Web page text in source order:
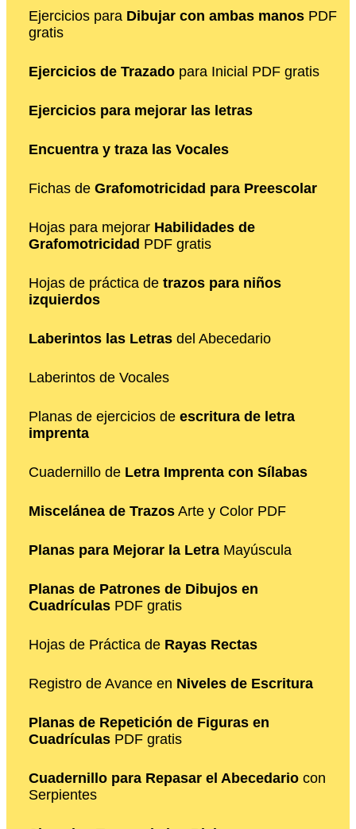
Ejercicios para Dibujar con ambas manos PDF
gratis
Ejercicios de Trazado para Inicial PDF gratis
Ejercicios para mejorar las letras
Encuentra y traza las Vocales
Fichas de Grafomotricidad para Preescolar
Hojas para mejorar Habilidades de
Grafomotricidad PDF gratis
Hojas de práctica de trazos para niños
izquierdos
Laberintos las Letras del Abecedario
Laberintos de Vocales
Planas de ejercicios de escritura de letra
imprenta
Cuadernillo de Letra Imprenta con Sílabas
Miscelánea de Trazos Arte y Color PDF
Planas para Mejorar la Letra Mayúscula
Planas de Patrones de Dibujos en
Cuadrículas PDF gratis
Hojas de Práctica de Rayas Rectas
Registro de Avance en Niveles de Escritura
Planas de Repetición de Figuras en
Cuadrículas PDF gratis
Cuadernillo para Repasar el Abecedario con
Serpientes